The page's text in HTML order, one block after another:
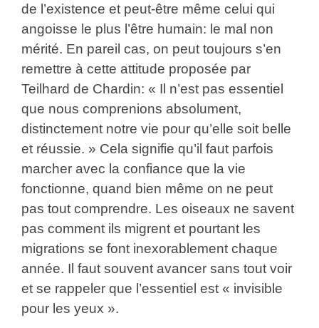
de l’existence et peut-être même celui qui
angoisse le plus l’être humain: le mal non
mérité. En pareil cas, on peut toujours s’en
remettre à cette attitude proposée par
Teilhard de Chardin: « Il n’est pas essentiel
que nous comprenions absolument,
distinctement notre vie pour qu’elle soit belle
et réussie. » Cela signifie qu’il faut parfois
marcher avec la confiance que la vie
fonctionne, quand bien même on ne peut
pas tout comprendre. Les oiseaux ne savent
pas comment ils migrent et pourtant les
migrations se font inexorablement chaque
année. Il faut souvent avancer sans tout voir
et se rappeler que l’essentiel est « invisible
pour les yeux ».